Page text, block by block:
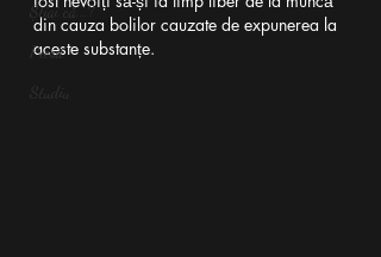
Știai că...?
Presă
Studiu
din cauza bolilor cauzate de expunerea la
aceste substanțe.